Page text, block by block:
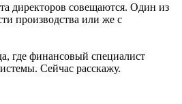
директоров совещаются. Один из
производства или же с
где финансовый специалист
Сейчас расскажу.